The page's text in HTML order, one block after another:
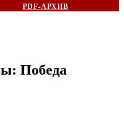
PDF-АРХИВ
Победа